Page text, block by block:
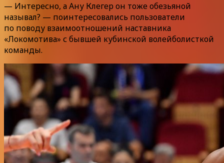
— Интересно, а Ану Клегер он тоже обезьяной
называл? — поинтересовались пользователи
по поводу взаимоотношений наставника
«Локомотива» с бывшей кубинской волейболисткой
команды.